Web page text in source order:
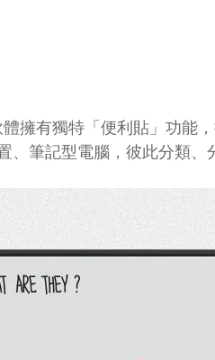
擁有獨特「便利貼」功能
、筆記型電腦，彼此分類